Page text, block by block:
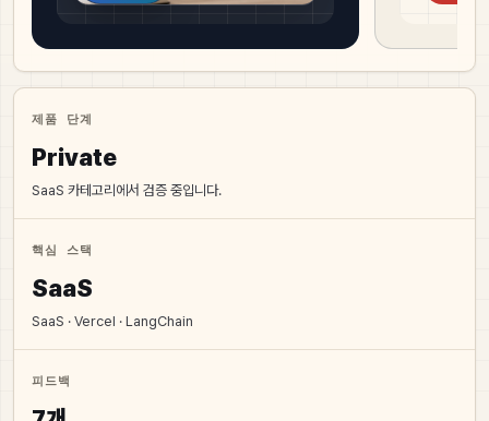
제품 단계
Private
SaaS 카테고리에서 검증 중입니다.
핵심 스택
SaaS
SaaS · Vercel · LangChain
피드백